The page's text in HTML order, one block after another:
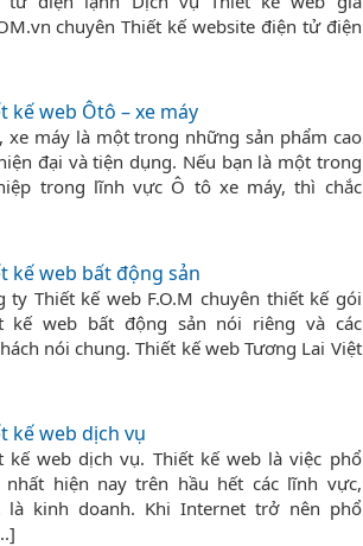
chuyên Thiết kế website điện tử điện
kế web Ôtô – xe máy
xe máy là một trong những sản phẩm cao
đại và tiện dụng. Nếu bạn là một trong
trong lĩnh vực Ô tô xe máy, thì chắc
kế web bất động sản
ty Thiết kế web F.O.M chuyên thiết kế gói
kế web bất động sản nói riêng và các
nói chung. Thiết kế web Tương Lai Việt
kế web dịch vụ
kế web dịch vụ. Thiết kế web là việc phổ
nhất hiện nay trên hầu hết các lĩnh vực,
là kinh doanh. Khi Internet trở nên phổ